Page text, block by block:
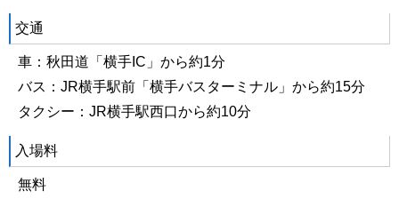
交通
車：秋田道「横手IC」から約1分
バス：JR横手駅前「横手バスターミナル」から約15分
タクシー：JR横手駅西口から約10分
入場料
無料